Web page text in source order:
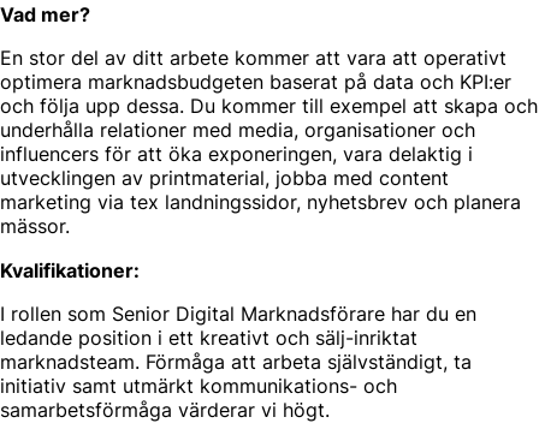
Vad mer?
En stor del av ditt arbete kommer att vara att operativt
optimera marknadsbudgeten baserat på data och KPI:er
och följa upp dessa. Du kommer till exempel att skapa och
underhålla relationer med media, organisationer och
influencers för att öka exponeringen, vara delaktig i
utvecklingen av printmaterial, jobba med content
marketing via tex landningssidor, nyhetsbrev och planera
mässor.
Kvalifikationer:
I rollen som Senior Digital Marknadsförare har du en
ledande position i ett kreativt och sälj-inriktat
marknadsteam. Förmåga att arbeta självständigt, ta
initiativ samt utmärkt kommunikations- och
samarbetsförmåga värderar vi högt.